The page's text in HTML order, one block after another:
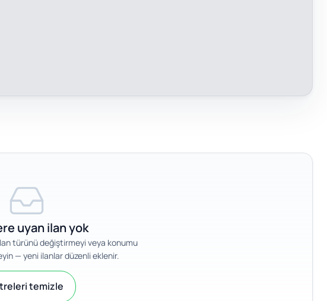
uyan ilan yok
türünü değiştirmeyi veya konumu
— yeni ilanlar düzenli eklenir.
temizle